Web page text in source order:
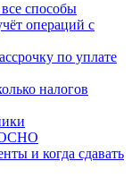
способы
операций с
по уплате
налогов
ОСНО
и когда сдавать